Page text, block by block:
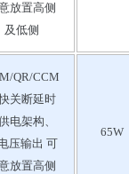
放置高侧
及低侧
QR/CCM
关断延时
电架构、
压输出 可
放置高侧
65W